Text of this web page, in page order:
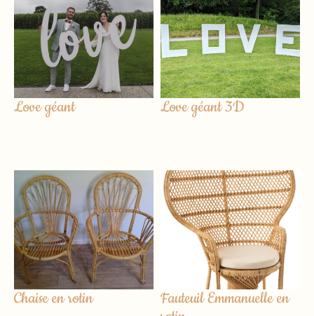
Love géant Love géant 3D
Chaise en rotin
Fauteuil Emmanuelle en